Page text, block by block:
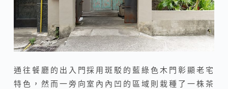
通往餐廳的出入門採用斑駁的藍綠色木門彰顯老宅
特色，然而一旁向室內內凹的區域則栽種了一株茶